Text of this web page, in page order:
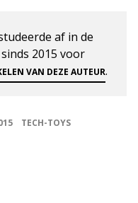
af in de
2015 voor
VAN DEZE AUTEUR.
TECH-TOYS